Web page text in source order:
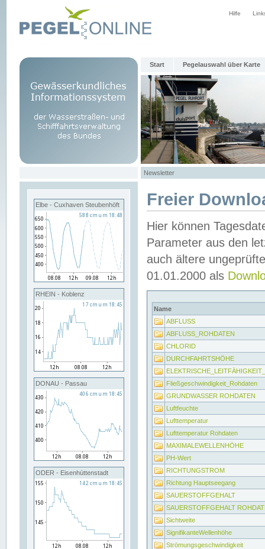
Hilfe
Start Pegelauswahl über Karte
Newsletter
Elbe - Cuxhaven Steubenhöft
RHEIN - Koblenz
DONAU - Passau
ODER - Eisenhüttenstadt
Freier
Hier können
Parameter aus den
auch ältere
01.01.2000 als
Name
ABFLUSS
ABFLUSS_ROHDATEN
CHLORID
DURCHFAHRTSHÖHE
Fließgeschwindigkeit_Rohdaten
GRUNDWASSER ROHDATEN
Luftfeuchte
Lufttemperatur
Lufttemperatur Rohdaten
MAXIMALEWELLENHÖHE
PH-Wert
RICHTUNGSTROM
Richtung Hauptseegang
SAUERSTOFFGEHALT
SAUERSTOFFGEHALT
Sichtweite
SignifikanteWellenhöhe
Strömungsgeschwindigkeit